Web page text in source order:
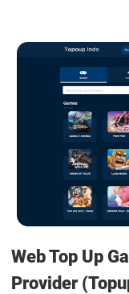
Web Top Up
Provider
स्टोर